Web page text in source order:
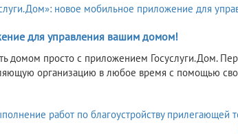
для управления вашим домом!
домом просто с приложением Госуслуги.Дом.
организацию в любое время с помощью